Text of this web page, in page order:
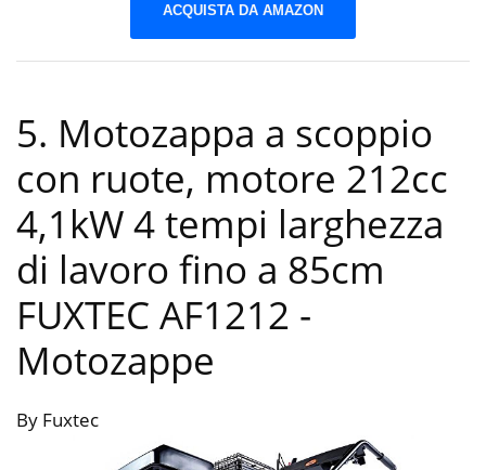
ACQUISTA DA AMAZON
5. Motozappa a scoppio
con ruote, motore 212cc
4,1kW 4 tempi larghezza
di lavoro fino a 85cm
FUXTEC AF1212 -
Motozappe
By Fuxtec